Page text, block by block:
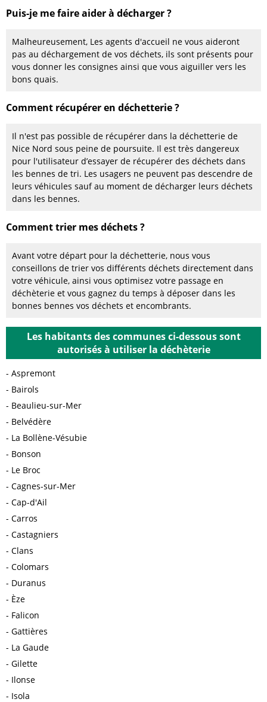
Puis-je me faire aider à décharger ?
Malheureusement, Les agents d'accueil ne vous aideront
pas au déchargement de vos déchets, ils sont présents pour
vous donner les consignes ainsi que vous aiguiller vers les
bons quais.
Comment récupérer en déchetterie ?
Il n'est pas possible de récupérer dans la déchetterie de
Nice Nord sous peine de poursuite. Il est très dangereux
pour l'utilisateur d’essayer de récupérer des déchets dans
les bennes de tri. Les usagers ne peuvent pas descendre de
leurs véhicules sauf au moment de décharger leurs déchets
dans les bennes.
Comment trier mes déchets ?
Avant votre départ pour la déchetterie, nous vous
conseillons de trier vos différents déchets directement dans
votre véhicule, ainsi vous optimisez votre passage en
déchèterie et vous gagnez du temps à déposer dans les
bonnes bennes vos déchets et encombrants.
Les habitants des communes ci-dessous sont
autorisés à utiliser la déchèterie
Aspremont
Bairols
Beaulieu-sur-Mer
Belvédère
La Bollène-Vésubie
Bonson
Le Broc
Cagnes-sur-Mer
Cap-d'Ail
Carros
Castagniers
Clans
Colomars
Duranus
Èze
Falicon
Gattières
La Gaude
Gilette
Ilonse
Isola